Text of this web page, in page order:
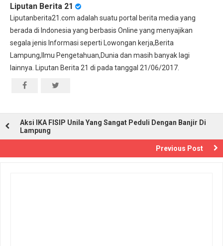
Liputan Berita 21
Liputanberita21.com adalah suatu portal berita media yang
berada di Indonesia yang berbasis Online yang menyajikan
segala jenis Informasi seperti Lowongan kerja,Berita
Lampung,Ilmu Pengetahuan,Dunia dan masih banyak lagi
lainnya. Liputan Berita 21 di pada tanggal 21/06/2017.
Aksi IKA FISIP Unila Yang Sangat Peduli Dengan Banjir Di
Lampung
Previous Post